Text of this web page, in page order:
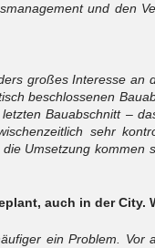
und den
großes Interesse an
beschlossenen
Bauabschnitt –
sehr
Umsetzung kommen
auch in der City.
ein Problem. Vor